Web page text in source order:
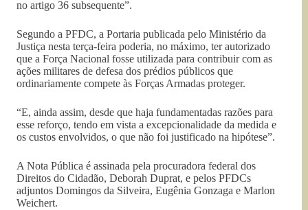
no artigo 36 subsequente”.
Segundo a PFDC, a Portaria publicada pelo Ministério da
Justiça nesta terça-feira poderia, no máximo, ter autorizado
que a Força Nacional fosse utilizada para contribuir com as
ações militares de defesa dos prédios públicos que
ordinariamente compete às Forças Armadas proteger.
“E, ainda assim, desde que haja fundamentadas razões para
esse reforço, tendo em vista a excepcionalidade da medida e
os custos envolvidos, o que não foi justificado na hipótese”.
A Nota Pública é assinada pela procuradora federal dos
Direitos do Cidadão, Deborah Duprat, e pelos PFDCs
adjuntos Domingos da Silveira, Eugênia Gonzaga e Marlon
Weichert.